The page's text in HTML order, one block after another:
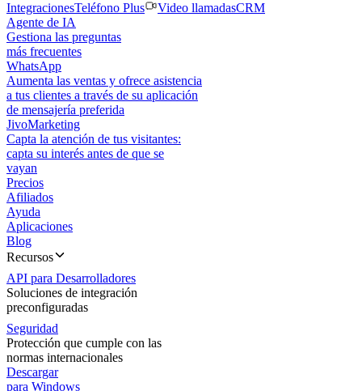
IntegracionesTeléfono Plus Video llamadasCRM
Agente de IA
Gestiona las preguntas
más frecuentes
WhatsApp
Aumenta las ventas y ofrece asistencia
a tus clientes a través de su aplicación
de mensajería preferida
JivoMarketing
Capta la atención de tus visitantes:
capta su interés antes de que se
vayan
Precios
Afiliados
Ayuda
Aplicaciones
Blog
Recursos
API para Desarrolladores
Soluciones de integración
preconfiguradas
Seguridad
Protección que cumple con las
normas internacionales
Descargar
para Windows